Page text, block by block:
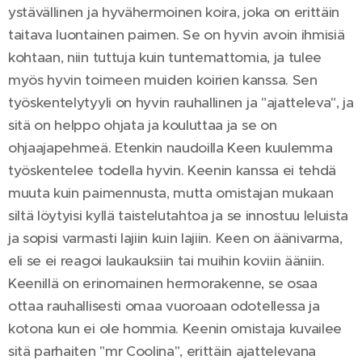
ystävällinen ja hyvähermoinen koira, joka on erittäin
taitava luontainen paimen. Se on hyvin avoin ihmisiä
kohtaan, niin tuttuja kuin tuntemattomia, ja tulee
myös hyvin toimeen muiden koirien kanssa. Sen
työskentelytyyli on hyvin rauhallinen ja "ajatteleva", ja
sitä on helppo ohjata ja kouluttaa ja se on
ohjaajapehmeä. Etenkin naudoilla Keen kuulemma
työskentelee todella hyvin. Keenin kanssa ei tehdä
muuta kuin paimennusta, mutta omistajan mukaan
siltä löytyisi kyllä taistelutahtoa ja se innostuu leluista
ja sopisi varmasti lajiin kuin lajiin. Keen on äänivarma,
eli se ei reagoi laukauksiin tai muihin koviin ääniin.
Keenillä on erinomainen hermorakenne, se osaa
ottaa rauhallisesti omaa vuoroaan odotellessa ja
kotona kun ei ole hommia. Keenin omistaja kuvailee
sitä parhaiten "mr Coolina", erittäin ajattelevana